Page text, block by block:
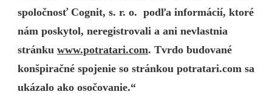
spoločnosť Cognit, s. r. o. podľa informácií, ktoré
nám poskytol, neregistrovali a ani nevlastnia
stránku www.potratari.com. Tvrdo budované
konšpiračné spojenie so stránkou potratari.com sa
ukázalo ako osočovanie.“